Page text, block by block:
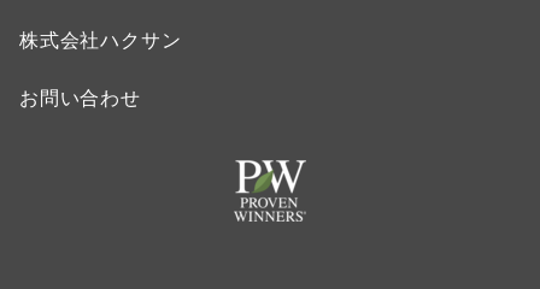
株式会社ハクサン
お問い合わせ